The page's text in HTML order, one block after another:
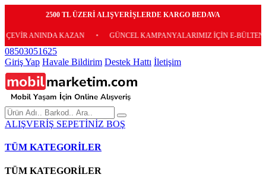
2500 TL ÜZERİ ALIŞVERİŞLERDE KARGO BEDAVA
KAZAN • GÜNCEL KAMPANYALARIMIZ İÇİN E-BÜLTENİMİZE
08503051625
Giriş Yap Havale Bildirim Destek Hattı İletişim
ALIŞVERİŞ SEPETİNİZ BOŞ
TÜM KATEGORİLER
TÜM KATEGORİLER